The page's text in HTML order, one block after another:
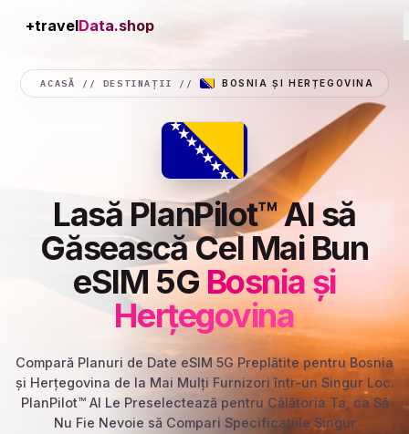
+travelConnection
ACASĂ // DESTINAȚII // BOSNIA ȘI HERȚEGOVINA
Lasă PlanPilot™ AI să
Găsească Cel Mai Bun
eSIM 5G Bosnia și
Herțegovina
Compară Planuri de Date eSIM 5G Preplătite pentru Bosnia
și Herțegovina de la Mai Mulți Furnizori într-un Singur Loc.
PlanPilot™ AI Le Preselectează pentru Călătoria Ta, ca Să
Nu Fie Nevoie să Compari Specificațiile Singur